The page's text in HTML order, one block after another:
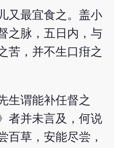
又最宜食之。盖小
之脉，五日内，与
苦，并不生口疳之
生谓能补任督之
者并未言及，何说
百草，安能尽尝，